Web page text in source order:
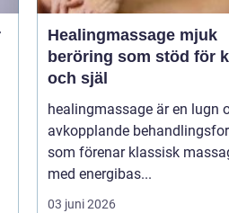
Healingmassage mjuk
beröring som stöd för
och själ
healingmassage är en lugn
avkopplande
som förenar klassisk
med energibas...
03 juni 2026